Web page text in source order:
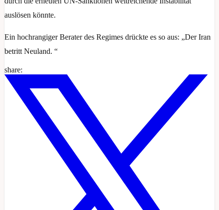
auslösen könnte.
Ein hochrangiger Berater des Regimes drückte es so aus: „Der Iran
betritt Neuland. “
share: